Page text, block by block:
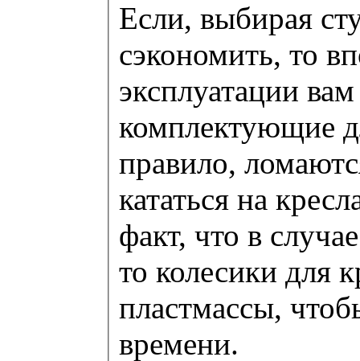
Если, выбирая
сэкономить, то
эксплуатации
комплектующие
правило,
кататься на
факт, что в
то колесики для
пластмассы,
времени.